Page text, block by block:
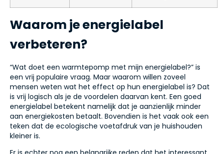
Waarom je energielabel
verbeteren?
“Wat doet een warmtepomp met mijn energielabel?” is
een vrij populaire vraag. Maar waarom willen zoveel
mensen weten wat het effect op hun energielabel is? Dat
is vrij logisch als je de voordelen daarvan kent. Een goed
energielabel betekent namelijk dat je aanzienlijk minder
aan energiekosten betaalt. Bovendien is het vaak ook een
teken dat de ecologische voetafdruk van je huishouden
kleiner is.